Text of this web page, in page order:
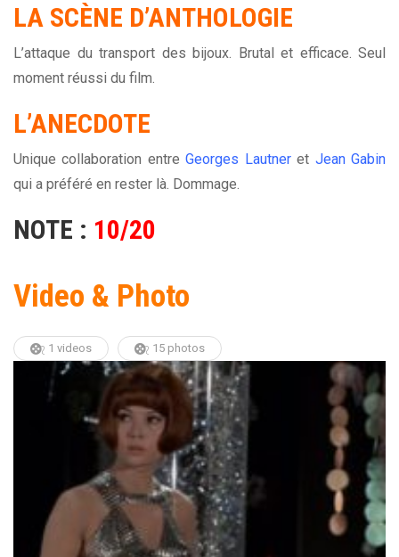
LA SCÈNE D’ANTHOLOGIE
L’attaque du transport des bijoux. Brutal et efficace. Seul
moment réussi du film.
L’ANECDOTE
Unique collaboration entreGeorges Lautneret Jean Gabin
qui a préféré en rester là. Dommage.
NOTE : 10/20
Video & Photo
1 videos 15 photos